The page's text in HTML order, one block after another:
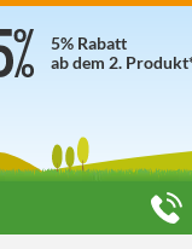
5% Rabatt
ab dem 2.